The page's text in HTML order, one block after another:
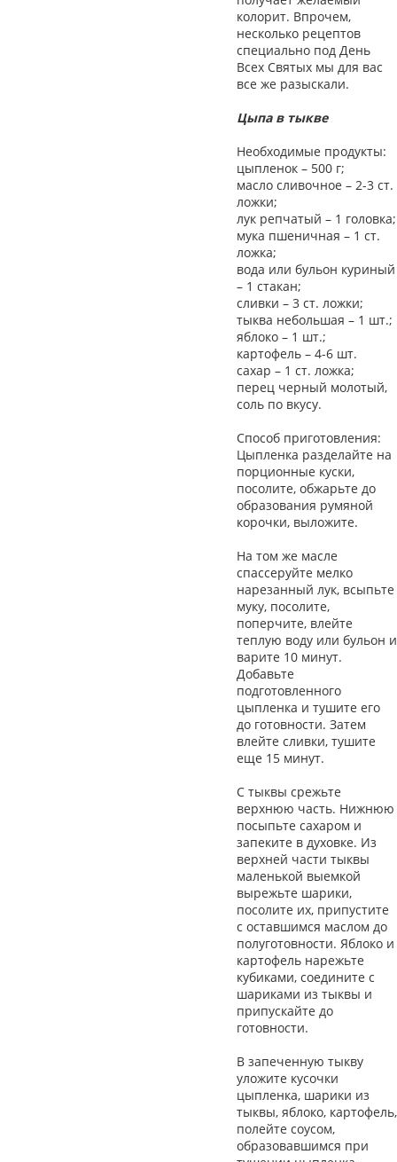
колорит. Впрочем,
несколько рецептов
специально под День
Всех Святых мы для вас
все же разыскали.
Цыпа в тыкве
Необходимые продукты:
цыпленок – 500 г;
масло сливочное – 2-3 ст.
ложки;
лук репчатый – 1 головка;
мука пшеничная – 1 ст.
ложка;
вода или бульон куриный
– 1 стакан;
сливки – 3 ст. ложки;
тыква небольшая – 1 шт.;
яблоко – 1 шт.;
картофель – 4-6 шт.
сахар – 1 ст. ложка;
перец черный молотый,
соль по вкусу.
Способ приготовления:
Цыпленка разделайте на
порционные куски,
посолите, обжарьте до
образования румяной
корочки, выложите.
На том же масле
спассеруйте мелко
нарезанный лук, всыпьте
муку, посолите,
поперчите, влейте
теплую воду или бульон и
варите 10 минут.
Добавьте
подготовленного
цыпленка и тушите его
до готовности. Затем
влейте сливки, тушите
еще 15 минут.
С тыквы срежьте
верхнюю часть. Нижнюю
посыпьте сахаром и
запеките в духовке. Из
верхней части тыквы
маленькой выемкой
вырежьте шарики,
посолите их, припустите
с оставшимся маслом до
полуготовности. Яблоко и
картофель нарежьте
кубиками, соедините с
шариками из тыквы и
припускайте до
готовности.
В запеченную тыкву
уложите кусочки
цыпленка, шарики из
тыквы, яблоко, картофель,
полейте соусом,
образовавшимся при